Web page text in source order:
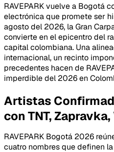
RAVEPARK vuelve a Bogotá
electrónica que promete ser
agosto del 2026, la Gran
convierte en el epicentro del
capital colombiana. Una
internacional, un recinto
precedentes hacen de
imperdible del 2026 en
Artistas
con TNT,
RAVEPARK Bogotá 2026
cuatro nombres que definen